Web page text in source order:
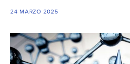
24 MARZO 2025